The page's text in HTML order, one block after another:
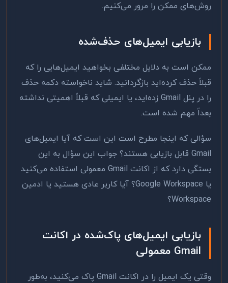
روش‌های ممکن را مرور می‌کنیم.
بازیابی ایمیل‌های حذف‌شده
ممکن است به دلایل مختلفی بخواهید ایمیل‌هایی را که
قبلاً حذف کرده‌اید بازگردانید. شاید ناخواسته دکمه حذف
را در پنل Gmail زده‌اید، یا ایمیلی که قبلاً اهمیتی نداشته
بعداً مهم شده است.
سؤالی که اینجا مطرح است این است که آیا ایمیل‌های
Gmail قابل بازیابی هستند؟ جواب این سؤال به این
بستگی دارد که از اکانت Gmail معمولی استفاده می‌کنید
یا Google Workspace؟ آیا کاربر عادی هستید یا ادمین
Workspace؟
بازیابی ایمیل‌های پاک‌شده در اکانت
Gmail معمولی
وقتی یک ایمیل را در اکانت Gmail پاک می‌کنید، به‌طور